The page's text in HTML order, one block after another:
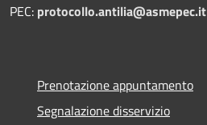
PEC: protocollo.antilia@asmepec.it
Prenotazione appuntamento
Segnalazione disservizio